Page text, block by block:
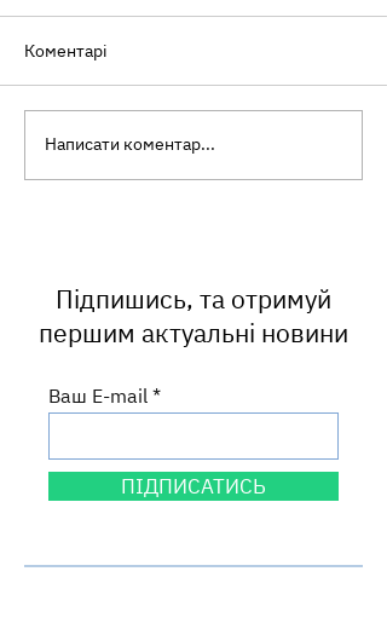
Готовність до
біологічних загроз — це
Коментарі
Написати коментар...
Підпишись, та отримуй
першим актуальні новини
Ваш E-mail
ПІДПИСАТИСЬ